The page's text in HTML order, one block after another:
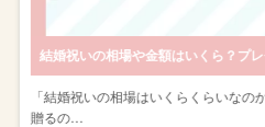
「結婚祝いの相場はいくらくらいな
贈るの…